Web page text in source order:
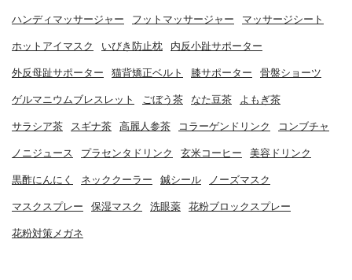
ハンディマッサージャー フットマッサージャー マッサージシート
ホットアイマスク いびき防止枕 内反小趾サポーター
外反母趾サポーター 猫背矯正ベルト 膝サポーター 骨盤ショーツ
ゲルマニウムブレスレット ごぼう茶 なた豆茶 よもぎ茶
サラシア茶 スギナ茶 高麗人参茶 コラーゲンドリンク コンブチャ
ノニジュース プラセンタドリンク 玄米コーヒー 美容ドリンク
黒酢にんにく ネッククーラー 鍼シール ノーズマスク
マスクスプレー 保湿マスク 洗眼薬 花粉ブロックスプレー
花粉対策メガネ